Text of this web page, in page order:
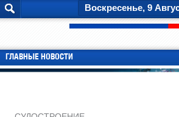
Воскресенье, 9
ГЛАВНЫЕ НОВОСТИ